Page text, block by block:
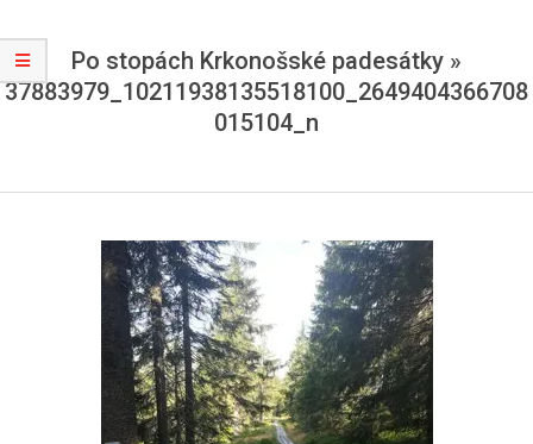
Po stopách Krkonošské padesátky »
37883979_10211938135518100_2649404366708
015104_n